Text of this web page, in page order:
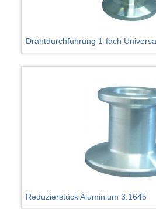
Drahtdurchführung 1-fach
Reduzierstück Aluminium 3.1645